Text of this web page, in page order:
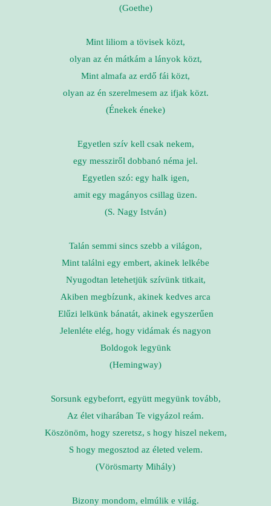
(Goethe)
Mint liliom a tövisek közt,
olyan az én mátkám a lányok közt,
Mint almafa az erdő fái közt,
olyan az én szerelmesem az ifjak közt.
(Énekek éneke)
Egyetlen szív kell csak nekem,
egy messziről dobbanó néma jel.
Egyetlen szó: egy halk igen,
amit egy magányos csillag üzen.
(S. Nagy István)
Talán semmi sincs szebb a világon,
Mint találni egy embert, akinek lelkébe
Nyugodtan letehetjük szívünk titkait,
Akiben megbízunk, akinek kedves arca
Elűzi lelkünk bánatát, akinek egyszerűen
Jelenléte elég, hogy vidámak és nagyon
Boldogok legyünk
(Hemingway)
Sorsunk egybeforrt, együtt megyünk tovább,
Az élet viharában Te vigyázol reám.
Köszönöm, hogy szeretsz, s hogy hiszel nekem,
S hogy megosztod az életed velem.
(Vörösmarty Mihály)
Bizony mondom, elmúlik e világ.